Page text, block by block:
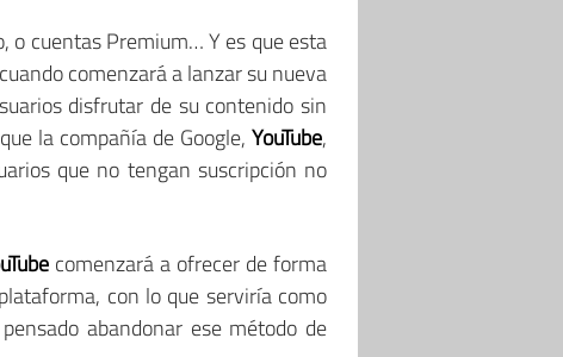
o cuentas Premium… Y es que esta
comenzará a lanzar su nueva
disfrutar de su contenido sin
la compañía de Google, YouTube,
que no tengan suscripción no
comenzará a ofrecer de forma
con lo que serviría como
abandonar ese método de